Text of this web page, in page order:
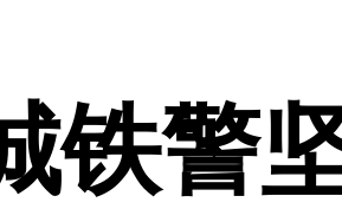
铁警